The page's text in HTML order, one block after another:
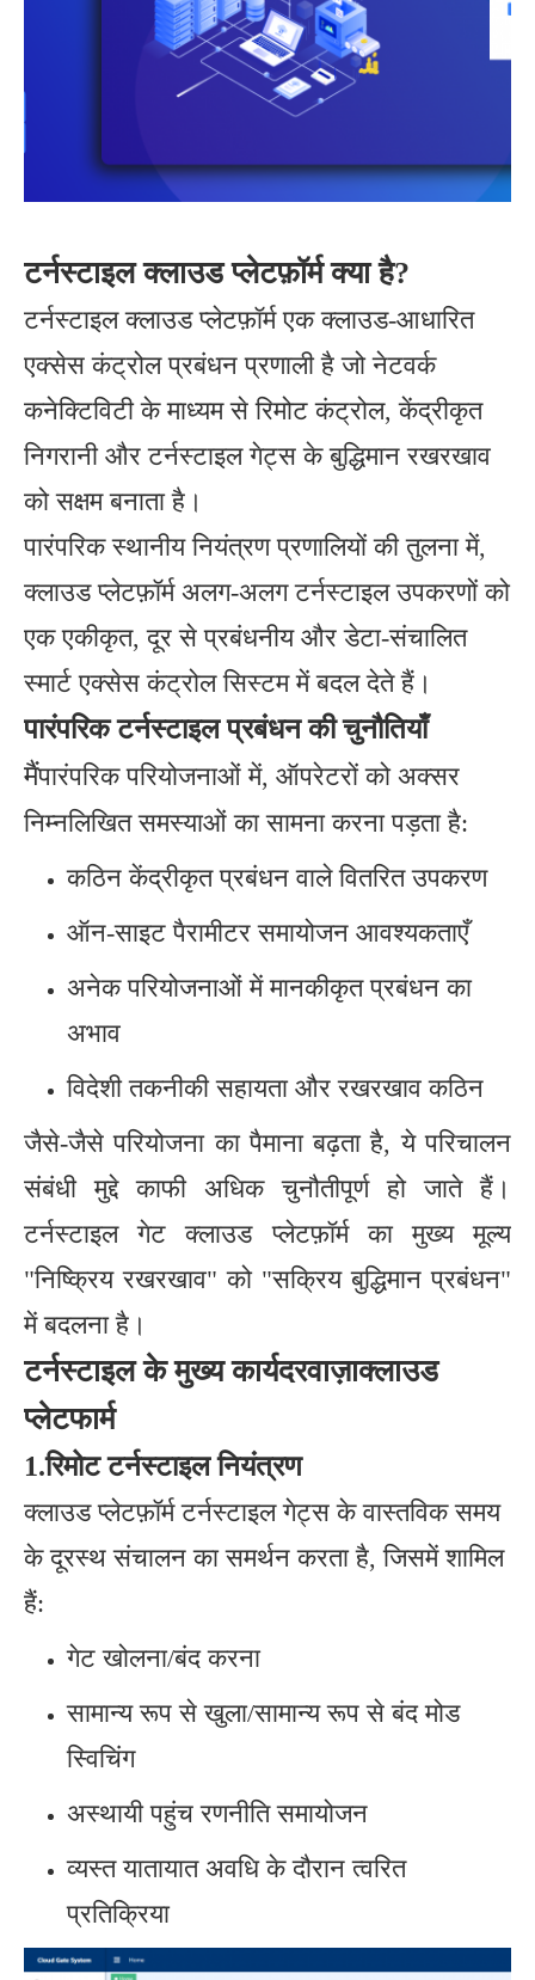
टर्नस्टाइल क्लाउड प्लेटफ़ॉर्म क्या है?
टर्नस्टाइल क्लाउड प्लेटफ़ॉर्म एक क्लाउड-आधारित
एक्सेस कंट्रोल प्रबंधन प्रणाली है जो नेटवर्क
कनेक्टिविटी के माध्यम से रिमोट कंट्रोल, केंद्रीकृत
निगरानी और टर्नस्टाइल गेट्स के बुद्धिमान रखरखाव
को सक्षम बनाता है।
पारंपरिक स्थानीय नियंत्रण प्रणालियों की तुलना में,
क्लाउड प्लेटफ़ॉर्म अलग-अलग टर्नस्टाइल उपकरणों को
एक एकीकृत, दूर से प्रबंधनीय और डेटा-संचालित
स्मार्ट एक्सेस कंट्रोल सिस्टम में बदल देते हैं।
पारंपरिक टर्नस्टाइल प्रबंधन की चुनौतियाँ
मैंपारंपरिक परियोजनाओं में, ऑपरेटरों को अक्सर
निम्नलिखित समस्याओं का सामना करना पड़ता है:
कठिन केंद्रीकृत प्रबंधन वाले वितरित उपकरण
ऑन-साइट पैरामीटर समायोजन आवश्यकताएँ
अनेक परियोजनाओं में मानकीकृत प्रबंधन का
अभाव
विदेशी तकनीकी सहायता और रखरखाव कठिन
जैसे-जैसे परियोजना का पैमाना बढ़ता है, ये परिचालन
संबंधी मुद्दे काफी अधिक चुनौतीपूर्ण हो जाते हैं।
टर्नस्टाइल गेट क्लाउड प्लेटफ़ॉर्म का मुख्य मूल्य
"निष्क्रिय रखरखाव" को "सक्रिय बुद्धिमान प्रबंधन"
में बदलना है।
टर्नस्टाइल के मुख्य कार्यदरवाज़ाक्लाउड
प्लेटफार्म
1.रिमोट टर्नस्टाइल नियंत्रण
क्लाउड प्लेटफ़ॉर्म टर्नस्टाइल गेट्स के वास्तविक समय
के दूरस्थ संचालन का समर्थन करता है, जिसमें शामिल
हैं:
गेट खोलना/बंद करना
सामान्य रूप से खुला/सामान्य रूप से बंद मोड
स्विचिंग
अस्थायी पहुंच रणनीति समायोजन
व्यस्त यातायात अवधि के दौरान त्वरित
प्रतिक्रिया